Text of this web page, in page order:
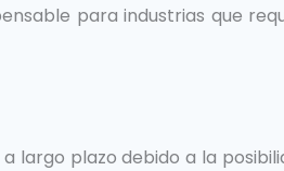
para industrias que
largo plazo debido a la